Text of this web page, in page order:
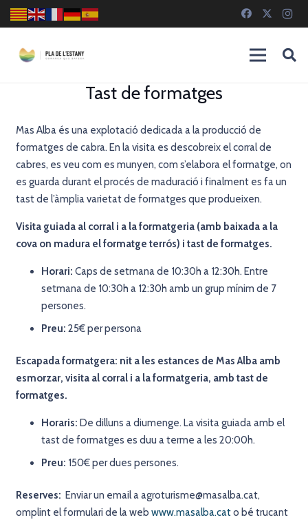
Tast de formatges
Mas Alba és una explotació dedicada a la producció de
formatges de cabra. En la visita es descobreix el corral de
cabres, es veu com es munyen, com s’elabora el formatge, on
es guarda durant el procés de maduració i finalment es fa un
tast de l’àmplia varietat de formatges que produeixen.
Visita guiada al corral i a la formatgeria (amb baixada a la
cova on madura el formatge terrós) i tast de formatges.
Horari: Caps de setmana de 10:30h a 12:30h. Entre
setmana de 10:30h a 12:30h amb un grup mínim de 7
persones.
Preu: 25€ per persona
Escapada formatgera: nit a les estances de Mas Alba amb
esmorzar, visita al corral i a la formatgeria, amb tast de
formatges.
Horaris: De dilluns a diumenge. La visita guiada amb el
tast de formatges es duu a terme a les 20:00h.
Preu: 150€ per dues persones.
Reserves: Enviar un email a agroturisme@masalba.cat,
omplint el formulari de la web www.masalba.cato bé trucant